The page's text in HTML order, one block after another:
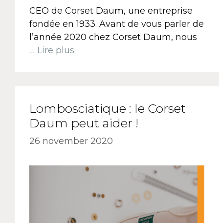
CEO de Corset Daum, une entreprise
fondée en 1933. Avant de vous parler de
l’année 2020 chez Corset Daum, nous
… Lire plus
Lombosciatique : le Corset
Daum peut aider !
26 november 2020